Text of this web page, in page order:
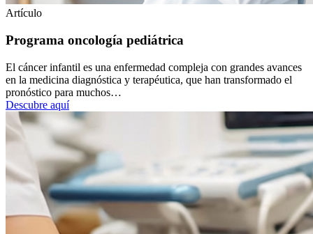
Artículo
Programa oncología pediátrica
El cáncer infantil es una enfermedad compleja con grandes avances
en la medicina diagnóstica y terapéutica, que han transformado el
pronóstico para muchos…
Descubre aquí